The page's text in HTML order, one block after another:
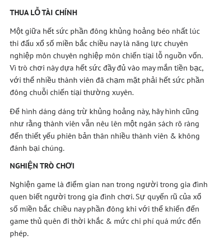
THUA LỖ TÀI CHÍNH
Một giữa hết sức phần đông khủng hoảng béo nhất lúc
thi đấu xổ số miền bắc chiều nay là năng lực chuyên
nghiệp môn chuyên nghiệp môn chiến tíại lỗ nguồn vốn.
Vì trò chơi này dựa hết sức đầy đủ vào may mắn tiền bạc,
với thể nhiều thành viên đã chạm mặt phải hết sức phần
đông chuỗi chiến tíại thường xuyên.
Để hình dáng dáng trừ khủng hoảng này, hãy hình cũng
như rằng thành viên vẫn nêu lên một ngân sách rõ ràng
đến thiết yếu phiên bản thân nhiều thành viên & không
đánh bại chúng.
NGHIỆN TRÒ CHƠI
Nghiện game là điểm gian nan trong người trong gia đình
quen biết người trong gia đình chơi. Sự quyến rũ của xổ
số miền bắc chiều nay phần đông khi với thể khiến đến
game thủ quên đi thời khắc & mức chi phí quá mức đến
phép.